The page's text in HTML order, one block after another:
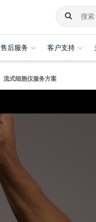
售后服务 客户支持
流式细胞仪服务方案